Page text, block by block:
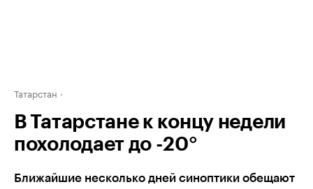
Татарстан
В Татарстане к концу недели
похолодает до -20°
Ближайшие несколько дней синоптики обещают